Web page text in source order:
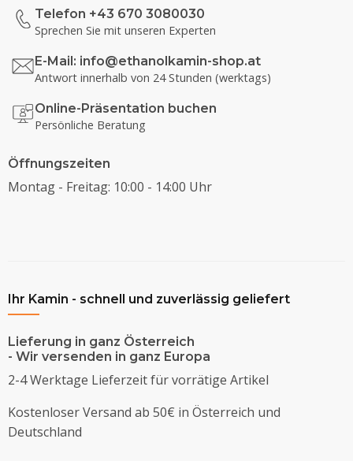
Telefon +43 670 3080030
Sprechen Sie mit unseren Experten
E-Mail: info@ethanolkamin-shop.at
Antwort innerhalb von 24 Stunden (werktags)
Online-Präsentation buchen
Persönliche Beratung
Öffnungszeiten
Montag - Freitag: 10:00 - 14:00 Uhr
Ihr Kamin - schnell und zuverlässig geliefert
Lieferung in ganz Österreich
- Wir versenden in ganz Europa
2-4 Werktage Lieferzeit für vorrätige Artikel
Kostenloser Versand ab 50€ in Österreich und
Deutschland